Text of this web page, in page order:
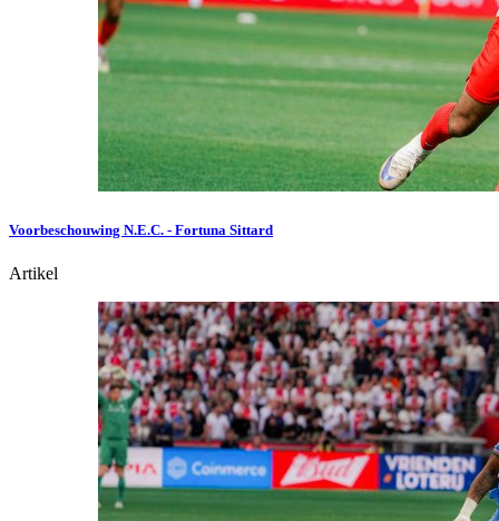
Voorbeschouwing N.E.C. - Fortuna Sittard
Artikel